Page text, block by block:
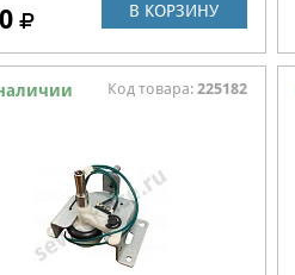
В КОРЗИНУ
Код товара: 225182